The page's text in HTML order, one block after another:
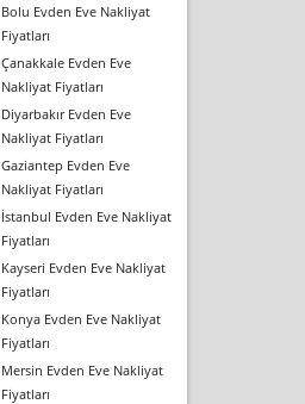
Bolu Evden Eve Nakliyat
Fiyatları
Çanakkale Evden Eve
Nakliyat Fiyatları
Diyarbakır Evden Eve
Nakliyat Fiyatları
Gaziantep Evden Eve
Nakliyat Fiyatları
İstanbul Evden Eve Nakliyat
Fiyatları
Kayseri Evden Eve Nakliyat
Fiyatları
Konya Evden Eve Nakliyat
Fiyatları
Mersin Evden Eve Nakliyat
Fiyatları